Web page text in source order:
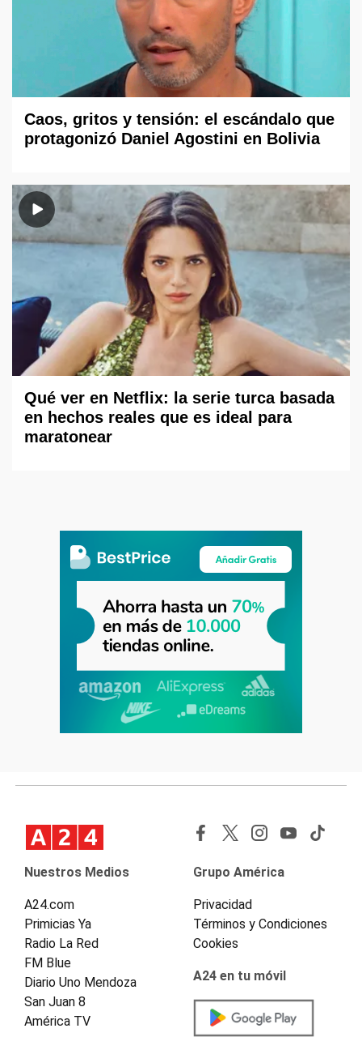
Caos, gritos y tensión: el escándalo que
protagonizó Daniel Agostini en Bolivia
Qué ver en Netflix: la serie turca basada
en hechos reales que es ideal para
maratonear
Nuestros Medios
A24.com
Primicias Ya
Radio La Red
FM Blue
Diario Uno Mendoza
San Juan 8
América TV
Grupo América
Privacidad
Términos y Condiciones
Cookies
A24 en tu móvil